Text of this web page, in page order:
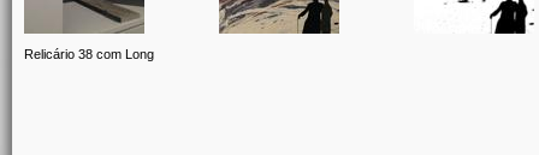
Relicário 38 com Long